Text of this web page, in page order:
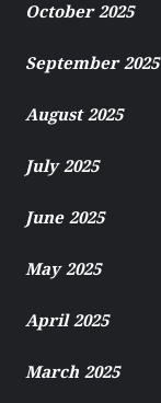
October 2025
September 2025
August 2025
July 2025
June 2025
May 2025
April 2025
March 2025